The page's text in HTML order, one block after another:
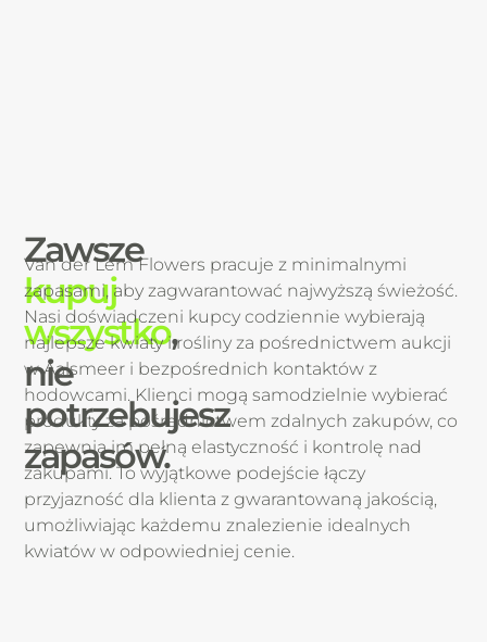
Zawsze
kupuj
wszystko,
nie
potrzebujesz
zapasów.
Van der Lem Flowers pracuje z minimalnymi
zapasami, aby zagwarantować najwyższą świeżość.
Nasi doświadczeni kupcy codziennie wybierają
najlepsze kwiaty i rośliny za pośrednictwem aukcji
w Aalsmeer i bezpośrednich kontaktów z
hodowcami. Klienci mogą samodzielnie wybierać
produkty za pośrednictwem zdalnych zakupów, co
zapewnia im pełną elastyczność i kontrolę nad
zakupami. To wyjątkowe podejście łączy
przyjazność dla klienta z gwarantowaną jakością,
umożliwiając każdemu znalezienie idealnych
kwiatów w odpowiedniej cenie.